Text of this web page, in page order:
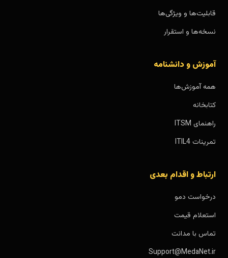
قابلیت‌ها و ویژگی‌ها
نسخه‌ها و استقرار
آموزش و دانشنامه
همه آموزش‌ها
کتابخانه
راهنمای ITSM
تمرینات ITIL4
ارتباط و اقدام بعدی
درخواست دمو
استعلام قیمت
تماس با مدانت
Support@MedaNet.ir